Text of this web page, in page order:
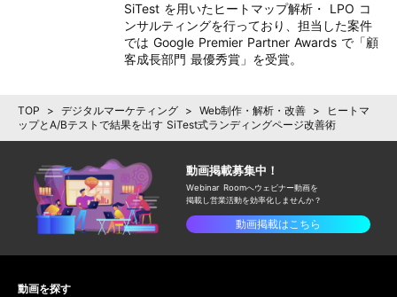
SiTest を用いたヒートマップ解析・ LPO コ
ンサルティングを行っており、担当した案件
では Google Premier Partner Awards で「顧
客成長部門 最優秀賞」を受賞。
TOP > デジタルマーケティング > Web制作・解析・改善 >
ヒートマ
ップとA/Bテストで結果を出す SiTest式ランディングページ改善術
動画掲載募集中！
Webinar Roomへウェビナー動画を
掲載し営業活動を効率化しませんか？
動画掲載はこちら
動画を探す